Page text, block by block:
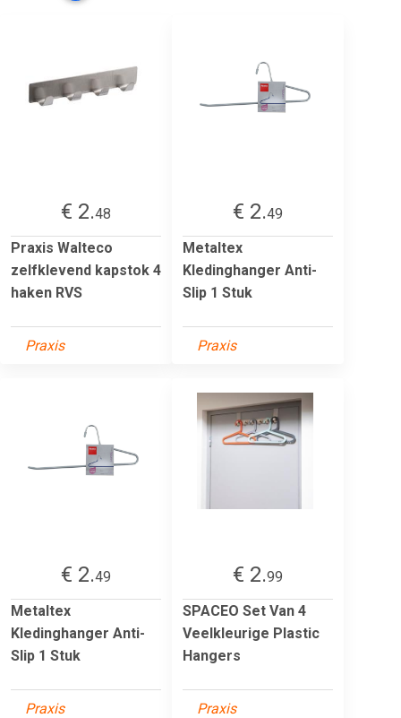
€ 2.48
Praxis Walteco
zelfklevend kapstok 4
haken RVS
Praxis
€ 2.49
Metaltex
Kledinghanger Anti-
Slip 1 Stuk
Praxis
€ 2.49
Metaltex
Kledinghanger Anti-
Slip 1 Stuk
Praxis
€ 2.99
SPACEO Set Van 4
Veelkleurige Plastic
Hangers
Praxis